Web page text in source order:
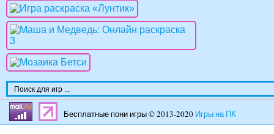
Бесплатные пони игры © 2013-2020 Игры на ПК